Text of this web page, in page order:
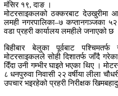
मंसिर १९, दाङ ।
मोटरसाइकलको ठक्करबाट देउखुरीमा
लमही नगरपालिका–७ कप्तानगञ्जका ५२
वडा प्रहरी कार्यालय लमहीले जनाएको छ
बिहीबार बेलुका पूर्वबाट
मोटरसाइकलले सोही दिशातर्फ जाँदै
दिँदा उनी गम्भीर घाइते भएका थिए ।
८ धनपुरुवा निवासी २२ वर्षीया लीला
उपचार भइरहेको प्रहरी निरीक्षक